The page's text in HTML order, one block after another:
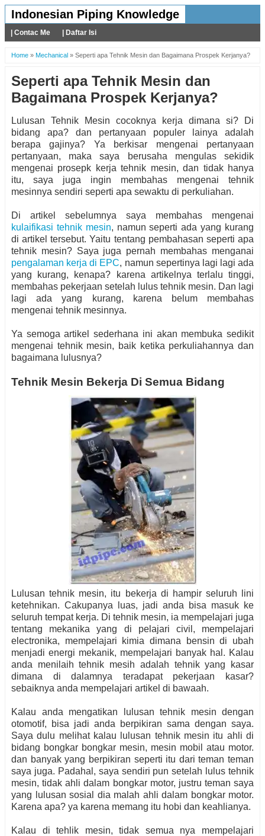
Indonesian Piping Knowledge
| Contac Me | Daftar Isi
Home » Mechanical » Seperti apa Tehnik Mesin dan Bagaimana Prospek Kerjanya?
Seperti apa Tehnik Mesin dan
Bagaimana Prospek Kerjanya?
Lulusan Tehnik Mesin cocoknya kerja dimana si? Di
bidang apa? dan pertanyaan populer lainya adalah
berapa gajinya? Ya berkisar mengenai pertanyaan
pertanyaan, maka saya berusaha mengulas sekidik
mengenai prosepk kerja tehnik mesin, dan tidak hanya
itu, saya juga ingin membahas mengenai tehnik
mesinnya sendiri seperti apa sewaktu di perkuliahan.
Di artikel sebelumnya saya membahas mengenai
kulaifikasi tehnik mesin, namun seperti ada yang kurang
di artikel tersebut. Yaitu tentang pembahasan seperti apa
tehnik mesin? Saya juga pernah membahas menganai
pengalaman kerja di EPC, namun sepertinya lagi lagi ada
yang kurang, kenapa? karena artikelnya terlalu tinggi,
membahas pekerjaan setelah lulus tehnik mesin. Dan lagi
lagi ada yang kurang, karena belum membahas
mengenai tehnik mesinnya.
Ya semoga artikel sederhana ini akan membuka sedikit
mengenai tehnik mesin, baik ketika perkuliahannya dan
bagaimana lulusnya?
Tehnik Mesin Bekerja Di Semua Bidang
Lulusan tehnik mesin, itu bekerja di hampir seluruh lini
ketehnikan. Cakupanya luas, jadi anda bisa masuk ke
seluruh tempat kerja. Di tehnik mesin, ia mempelajari juga
tentang mekanika yang di pelajari civil, mempelajari
electronika, mempelajari kimia dimana bensin di ubah
menjadi energi mekanik, mempelajari banyak hal. Kalau
anda menilaih tehnik mesih adalah tehnik yang kasar
dimana di dalamnya teradapat pekerjaan kasar?
sebaiknya anda mempelajari artikel di bawaah.
Kalau anda mengatikan lulusan tehnik mesin dengan
otomotif, bisa jadi anda berpikiran sama dengan saya.
Saya dulu melihat kalau lulusan tehnik mesin itu ahli di
bidang bongkar bongkar mesin, mesin mobil atau motor.
dan banyak yang berpikiran seperti itu dari teman teman
saya juga. Padahal, saya sendiri pun setelah lulus tehnik
mesin, tidak ahli dalam bongkar motor, justru teman saya
yang lulusan sosial dia malah ahli dalam bongkar motor.
Karena apa? ya karena memang itu hobi dan keahlianya.
Kalau di tehlik mesin, tidak semua nya mempelajari